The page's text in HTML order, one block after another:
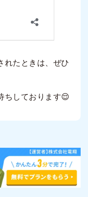
れたときは、ぜひ
ちしております😌